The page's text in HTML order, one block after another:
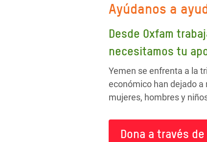
Ayúdanos a
Desde Oxfam
necesitamos tu
Yemen se enfrenta a la
económico han dejado
mujeres, hombres y
Dona a través de